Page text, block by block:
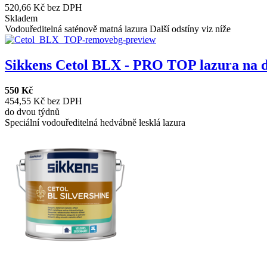
520,66 Kč bez DPH
Skladem
Vodouředitelná saténově matná lazura Další odstíny viz níže
Sikkens Cetol BLX - PRO TOP lazura na
550 Kč
454,55 Kč bez DPH
do dvou týdnů
Speciální vodouředitelná hedvábně lesklá lazura